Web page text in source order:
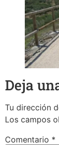
Deja
Tu dirección
Los campos
Comentario *